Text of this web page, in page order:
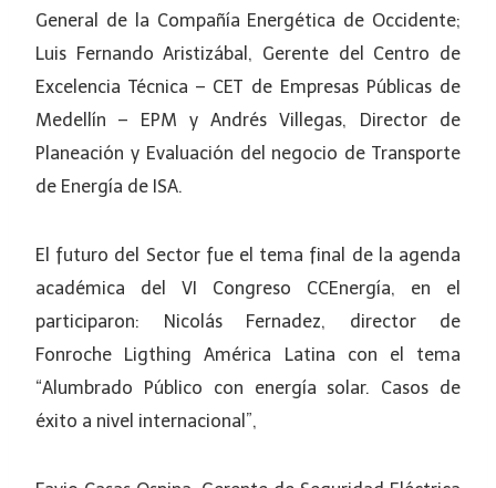
General de la Compañía Energética de Occidente;
Luis Fernando Aristizábal, Gerente del Centro de
Excelencia Técnica – CET de Empresas Públicas de
Medellín – EPM y Andrés Villegas, Director de
Planeación y Evaluación del negocio de Transporte
de Energía de ISA.
El futuro del Sector fue el tema final de la agenda
académica del VI Congreso CCEnergía, en el
participaron: Nicolás Fernadez, director de
Fonroche Ligthing América Latina con el tema
“Alumbrado Público con energía solar. Casos de
éxito a nivel internacional”,